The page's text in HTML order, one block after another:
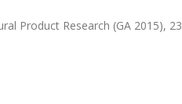
Product Research (GA 2015),